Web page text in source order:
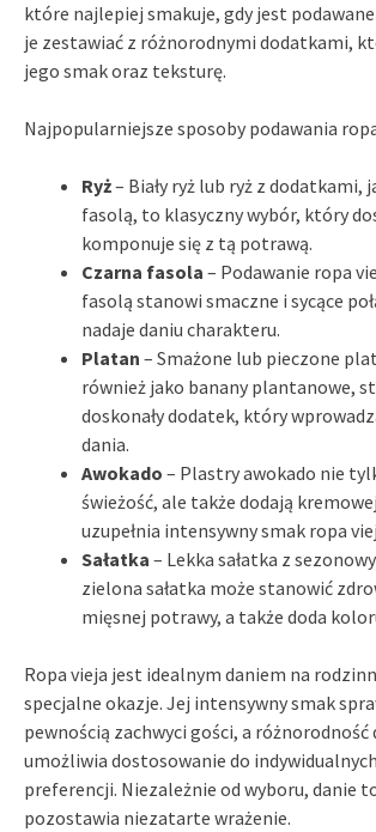
które najlepiej smakuje, gdy jest podawane
je zestawiać z różnorodnymi dodatkami,
jego smak oraz teksturę.
Najpopularniejsze sposoby podawania
Ryż– Biały ryż lub ryż z dodatkami,
fasolą, to klasyczny wybór, który
komponuje się z tą potrawą.
Czarna fasola – Podawanie ropa
fasolą stanowi smaczne i sycące
nadaje daniu charakteru.
Platan – Smażone lub pieczone
również jako banany plantanowe,
doskonały dodatek, który
dania.
Awokado – Plastry awokado nie
świeżość, ale także dodają
uzupełnia intensywny smak ropa
Sałatka – Lekka sałatka z
zielona sałatka może stanowić
mięsnej potrawy, a także doda
Ropa vieja jest idealnym daniem na
specjalne okazje. Jej intensywny smak
pewnością zachwyci gości, a
umożliwia dostosowanie do
preferencji. Niezależnie od wyboru, danie
pozostawia niezatarte wrażenie.